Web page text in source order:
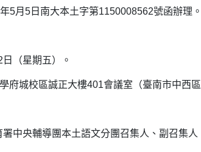
5月5日南大本土字第1150008562號函辦理。
（星期五）。
府城校區誠正大樓401會議室（臺南市中西
中央輔導團本土語文分團召集人、副召集人